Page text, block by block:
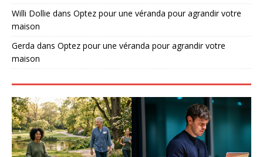
Willi Dollie dans Optez pour une véranda pour agrandir votre
maison
Gerda dans Optez pour une véranda pour agrandir votre
maison